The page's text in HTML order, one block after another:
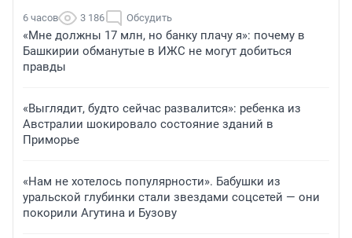
6 часов 3 186 Обсудить
«Мне должны 17 млн, но банку плачу я»: почему в
Башкирии обманутые в ИЖС не могут добиться
правды
«Выглядит, будто сейчас развалится»: ребенка из
Австралии шокировало состояние зданий в
Приморье
«Нам не хотелось популярности». Бабушки из
уральской глубинки стали звездами соцсетей — они
покорили Агутина и Бузову